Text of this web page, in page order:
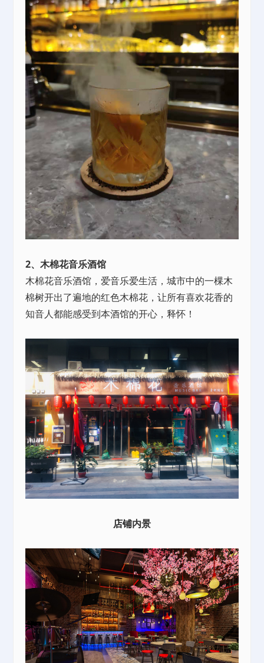
2、木棉花音乐酒馆
木棉花音乐酒馆，爱音乐爱生活，城市中的一棵木
棉树开出了遍地的红色木棉花，让所有喜欢花香的
知音人都能感受到本酒馆的开心，释怀！
店铺内景